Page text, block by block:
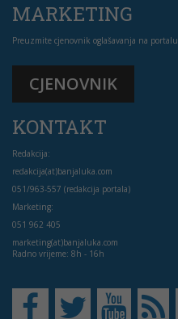
MARKETING
Preuzmite cjenovnik oglašavanja na portalu
CJENOVNIK
KONTAKT
Redakcija:
redakcija(at)banjaluka.com
051/963-557 (redakcija portala)
Marketing:
051 962 405
marketing(at)banjaluka.com
Radno vrijeme: 8h - 16h